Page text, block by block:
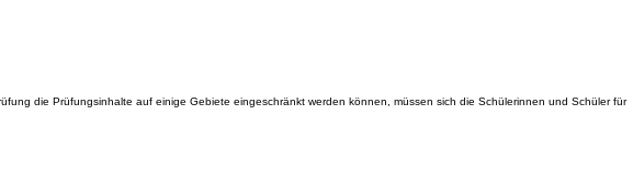
die Prüfungsinhalte auf einige Gebiete eingeschränkt werden können, müssen sich die Schülerinnen und Schüler für